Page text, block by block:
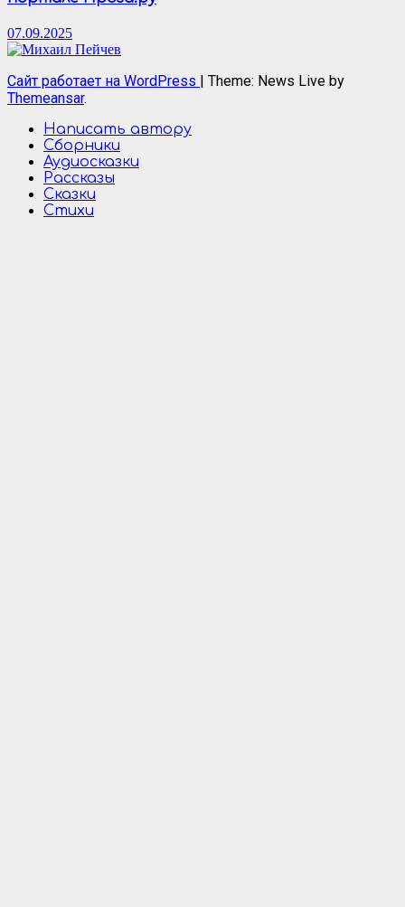
07.09.2025
Сайт работает на WordPress
Theme: News Live by
Themeansar.
Написать автору
Сборники
Аудиосказки
Рассказы
Сказки
Стихи